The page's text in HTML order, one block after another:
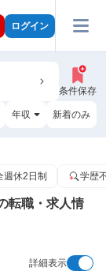
ログイン
条件保存
年収 新着のみ
週休2日制 学歴
転職・求人情
詳細表示